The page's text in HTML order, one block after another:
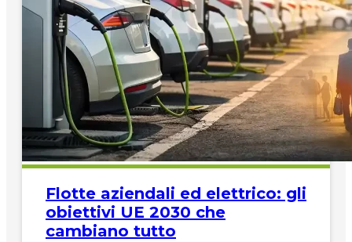
Flotte aziendali ed elettrico: gli
obiettivi UE 2030 che
cambiano tutto